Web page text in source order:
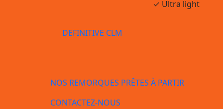
✓ Ultra light
DEFINITIVE CLM
NOS REMORQUES PRÊTES À PARTIR
CONTACTEZ-NOUS